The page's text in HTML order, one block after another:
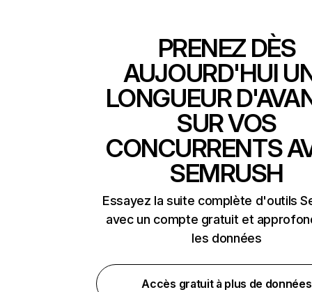
PRENEZ DÈS
AUJOURD'HUI
LONGUEUR
SUR VOS
CONCURRENTS
SEMRUSH
Essayez la suite complète d'outils
avec un compte gratuit et
les données
Accès gratuit à plus de données